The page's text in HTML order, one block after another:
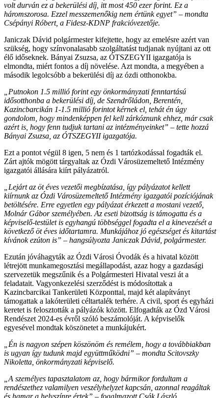
volt durván ez a bekerülési díj, itt most 450 ezer forint. Ez a
háromszorosa. Ezzel messzemenőkig nem értünk egyet” – mondta
Csépányi Róbert, a Fidesz-KDNP frakcióvezetője.
Janiczak Dávid polgármester kifejtette, hogy az emelésre azért van
szükség, hogy színvonalasabb szolgáltatást tudjanak nyújtani az ott
élő időseknek. Bányai Zsuzsa, az ÓTSZEGYII igazgatója is
elmondta, miért fontos a díj növelése. Azt mondta, a megyében a
második legolcsóbb a bekerülési díj az ózdi otthonokba.
„Putnokon 1.5 millió forint egy önkormányzati fenntartású
idősotthonba a bekerülési díj, de Szendrőládon, Berentén,
Kazincbarcikán 1-1.5 millió forintot kérnek el, tehát én úgy
gondolom, hogy mindenképpen fel kell zárkóznunk ehhez, már csak
azért is, hogy fenn tudjuk tartani az intézményeinket” – tette hozzá
Bányai Zsuzsa, az ÓTSZEGYII igazgatója.
Ezt a pontot végül 8 igen, 5 nem és 1 tartózkodással fogadták el.
Zárt ajtók mögött tárgyaltak az Ózdi Városüzemeltető Intézmény
igazgatói állására kiírt pályázatról.
„Lejárt az öt éves vezetői megbízatása, így pályázatot kellett
kiírnunk az Ózdi Városüzemeltető Intézmény igazgatói pozíciójának
betöltésére. Erre egyetlen egy pályázat érkezett a mostani vezető,
Molnár Gábor személyében. Az eseti bizottság is támogatta és a
képviselő-testület is egyhangú többséggel fogadta el a kinevezését a
következő öt éves időtartamra. Munkájához jó egészséget és kitartást
kívánok ezúton is” – hangsúlyozta Janiczak Dávid, polgármester.
Ezután jóváhagyták az Ózdi Városi Óvodák és a hivatal között
létrejött munkamegosztási megállapodást, azaz hogy a gazdasági
szervezetük megszűnik és a Polgármesteri Hivatal veszi át a
feladatait. Vagyonkezelési szerződést is módosítottak a
Kazincbarcikai Tankerületi Központtal, majd két alapítványt
támogattak a lakóterületi céltartalék terhére. A civil, sport és egyházi
keretet is felosztották a pályázók között. Elfogadták az Ózd Városi
Rendészet 2024-es évről szóló beszámolóját. A képviselők
egyesével mondtak köszönetet a munkájukért.
„Én is nagyon szépen köszönöm és remélem, hogy a továbbiakban
is ugyan így tudunk majd együttműködni” – mondta Scitovszky
Nikoletta, önkormányzati képviselő.
„A személyes tapasztalatom az, hogy bármikor fordultam a
rendészethez valamilyen veszélyhelyzet kapcsán, azonnal reagáltak